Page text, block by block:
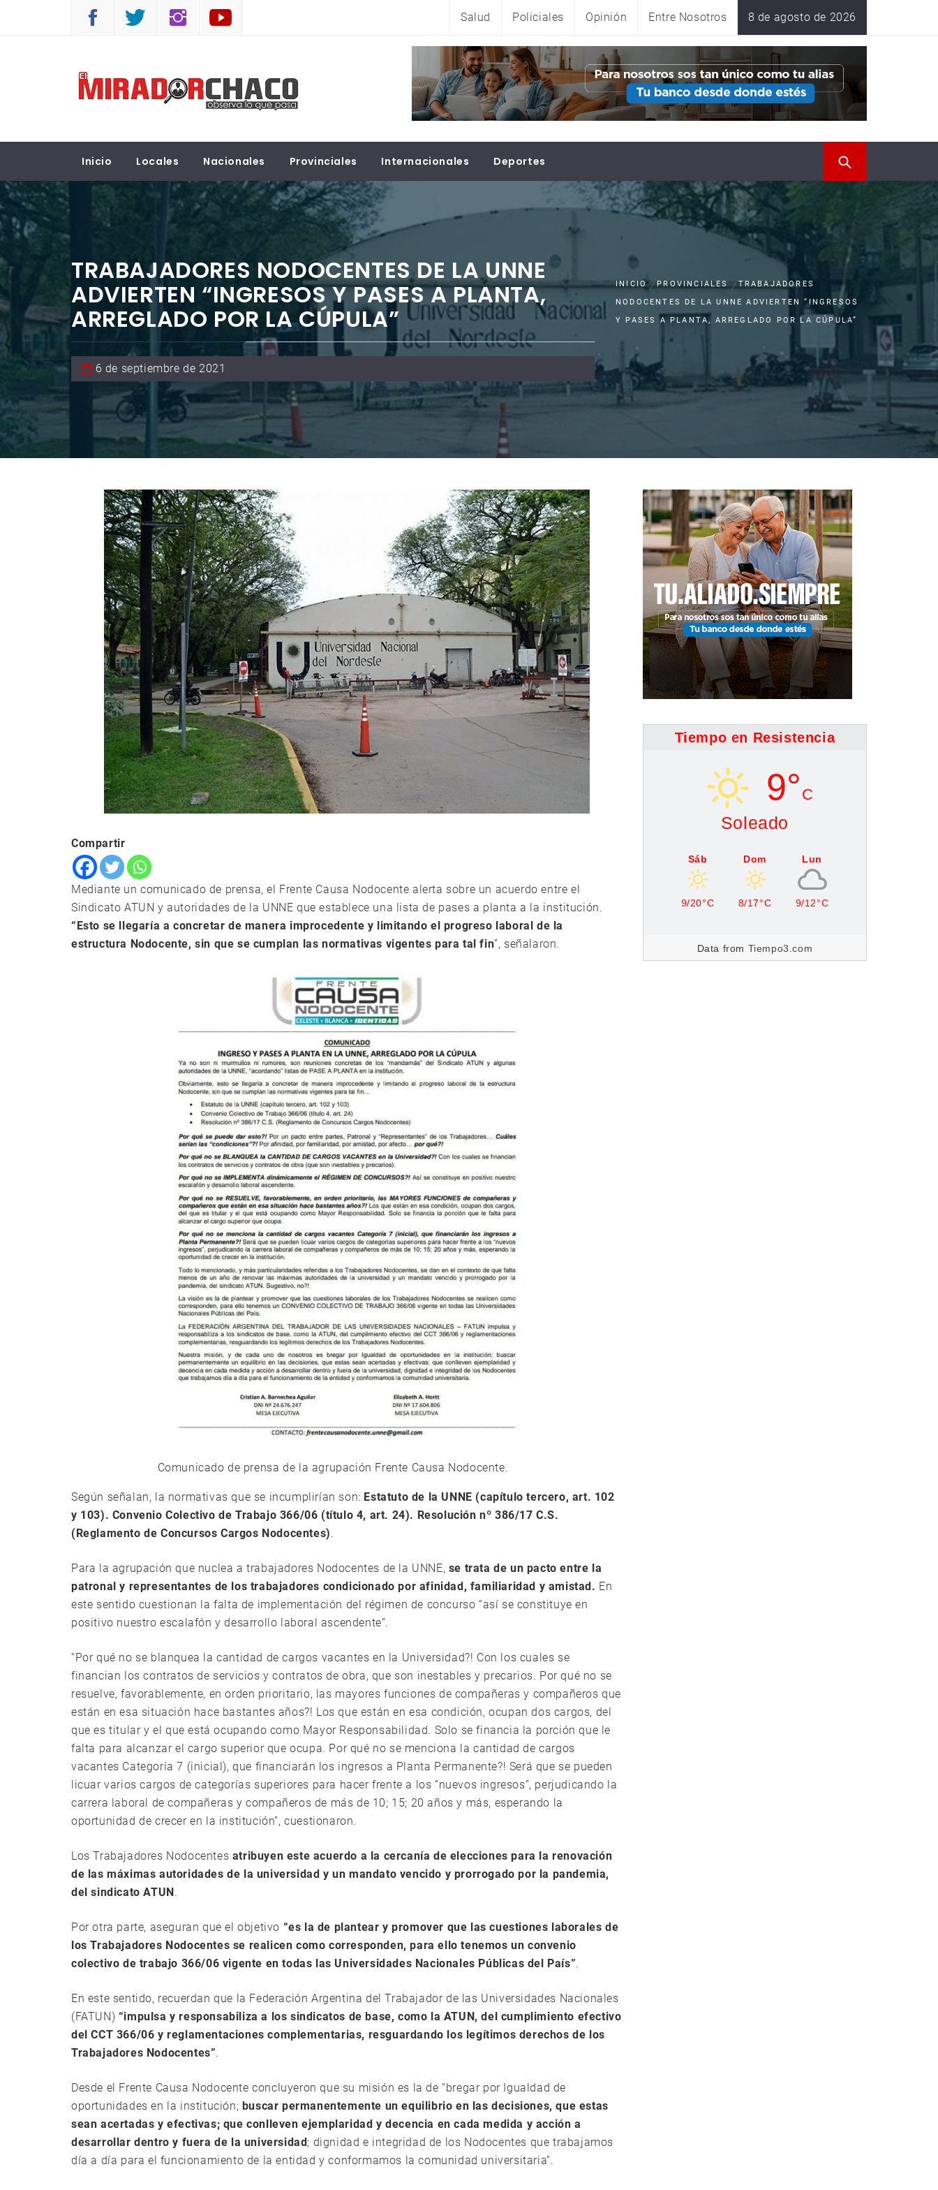
Salud Policiales Opinión Entre Nosotros 8 de agosto de 2026
EL MIRADOR CHACO
Inicio Locales Nacionales Provinciales Internacionales Deportes
TRABAJADORES NODOCENTES DE LA UNNE
ADVIERTEN “INGRESOS Y PASES A PLANTA,
ARREGLADO POR LA CÚPULA”
6 de septiembre de 2021
INICIO PROVINCIALES
TRABAJADORES
NODOCENTES DE LA UNNE ADVIERTEN “INGRESOS
Y PASES A PLANTA, ARREGLADO POR LA CÚPULA”
Compartir
Mediante un comunicado de prensa, el Frente Causa Nodocente alerta sobre un acuerdo entre el
Sindicato ATUN y autoridades de la UNNE que establece una lista de pases a planta a la institución.
“Esto se llegaría a concretar de manera improcedente y limitando el progreso laboral de la
estructura Nodocente, sin que se cumplan las normativas vigentes para tal fin”, señalaron.
Comunicado de prensa de la agrupación Frente Causa Nodocente.
Según señalan, la normativas que se incumplirían son: Estatuto de la UNNE (capítulo tercero, art. 102
y 103). Convenio Colectivo de Trabajo 366/06 (título 4, art. 24). Resolución nº 386/17 C.S.
(Reglamento de Concursos Cargos Nodocentes).
Para la agrupación que nuclea a trabajadores Nodocentes de la UNNE, se trata de un pacto entre la
patronal y representantes de los trabajadores condicionado por afinidad, familiaridad y amistad. En
este sentido cuestionan la falta de implementación del régimen de concurso “así se constituye en
positivo nuestro escalafón y desarrollo laboral ascendente”.
“Por qué no se blanquea la cantidad de cargos vacantes en la Universidad?! Con los cuales se
financian los contratos de servicios y contratos de obra, que son inestables y precarios. Por qué no se
resuelve, favorablemente, en orden prioritario, las mayores funciones de compañeras y compañeros que
están en esa situación hace bastantes años?! Los que están en esa condición, ocupan dos cargos, del
que es titular y el que está ocupando como Mayor Responsabilidad. Solo se financia la porción que le
falta para alcanzar el cargo superior que ocupa. Por qué no se menciona la cantidad de cargos
vacantes Categoría 7 (inicial), que financiarán los ingresos a Planta Permanente?! Será que se pueden
licuar varios cargos de categorías superiores para hacer frente a los “nuevos ingresos”, perjudicando la
carrera laboral de compañeras y compañeros de más de 10; 15; 20 años y más, esperando la
oportunidad de crecer en la institución”, cuestionaron.
Los Trabajadores Nodocentes atribuyen este acuerdo a la cercanía de elecciones para la renovación
de las máximas autoridades de la universidad y un mandato vencido y prorrogado por la pandemia,
del sindicato ATUN.
Por otra parte, aseguran que el objetivo “es la de plantear y promover que las cuestiones laborales de
los Trabajadores Nodocentes se realicen como corresponden, para ello tenemos un convenio
colectivo de trabajo 366/06 vigente en todas las Universidades Nacionales Públicas del País”.
En este sentido, recuerdan que la Federación Argentina del Trabajador de las Universidades Nacionales
(FATUN) “impulsa y responsabiliza a los sindicatos de base, como la ATUN, del cumplimiento efectivo
del CCT 366/06 y reglamentaciones complementarias, resguardando los legítimos derechos de los
Trabajadores Nodocentes”.
Desde el Frente Causa Nodocente concluyeron que su misión es la de “bregar por Igualdad de
oportunidades en la institución; buscar permanentemente un equilibrio en las decisiones, que estas
sean acertadas y efectivas; que conlleven ejemplaridad y decencia en cada medida y acción a
desarrollar dentro y fuera de la universidad; dignidad e integridad de los Nodocentes que trabajamos
día a día para el funcionamiento de la entidad y conformamos la comunidad universitaria”.
Tiempo en Resistencia
9° C
Soleado
Sáb
9/20°C
Dom
8/17°C
Lun
9/12°C
Data from Tiempo3.com